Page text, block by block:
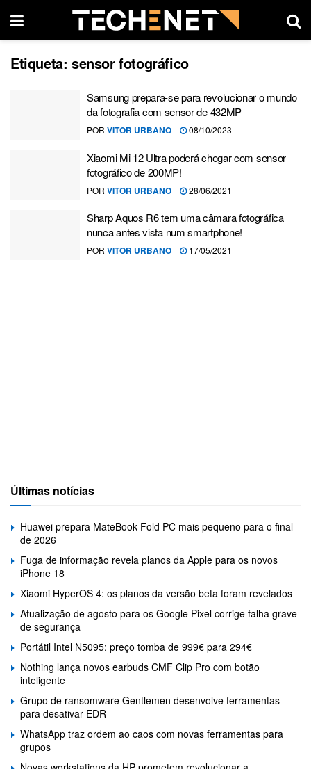
Etiqueta: sensor fotográfico
Samsung prepara-se para revolucionar o mundo
da fotografia com sensor de 432MP
POR VITOR URBANO 08/10/2023
Xiaomi Mi 12 Ultra poderá chegar com sensor
fotográfico de 200MP!
POR VITOR URBANO 28/06/2021
Sharp Aquos R6 tem uma câmara fotográfica
nunca antes vista num smartphone!
POR VITOR URBANO 17/05/2021
Últimas notícias
Huawei prepara MateBook Fold PC mais pequeno para o final
de 2026
Fuga de informação revela planos da Apple para os novos
iPhone 18
Xiaomi HyperOS 4: os planos da versão beta foram revelados
Atualização de agosto para os Google Pixel corrige falha grave
de segurança
Portátil Intel N5095: preço tomba de 999€ para 294€
Nothing lança novos earbuds CMF Clip Pro com botão
inteligente
Grupo de ransomware Gentlemen desenvolve ferramentas
para desativar EDR
WhatsApp traz ordem ao caos com novas ferramentas para
grupos